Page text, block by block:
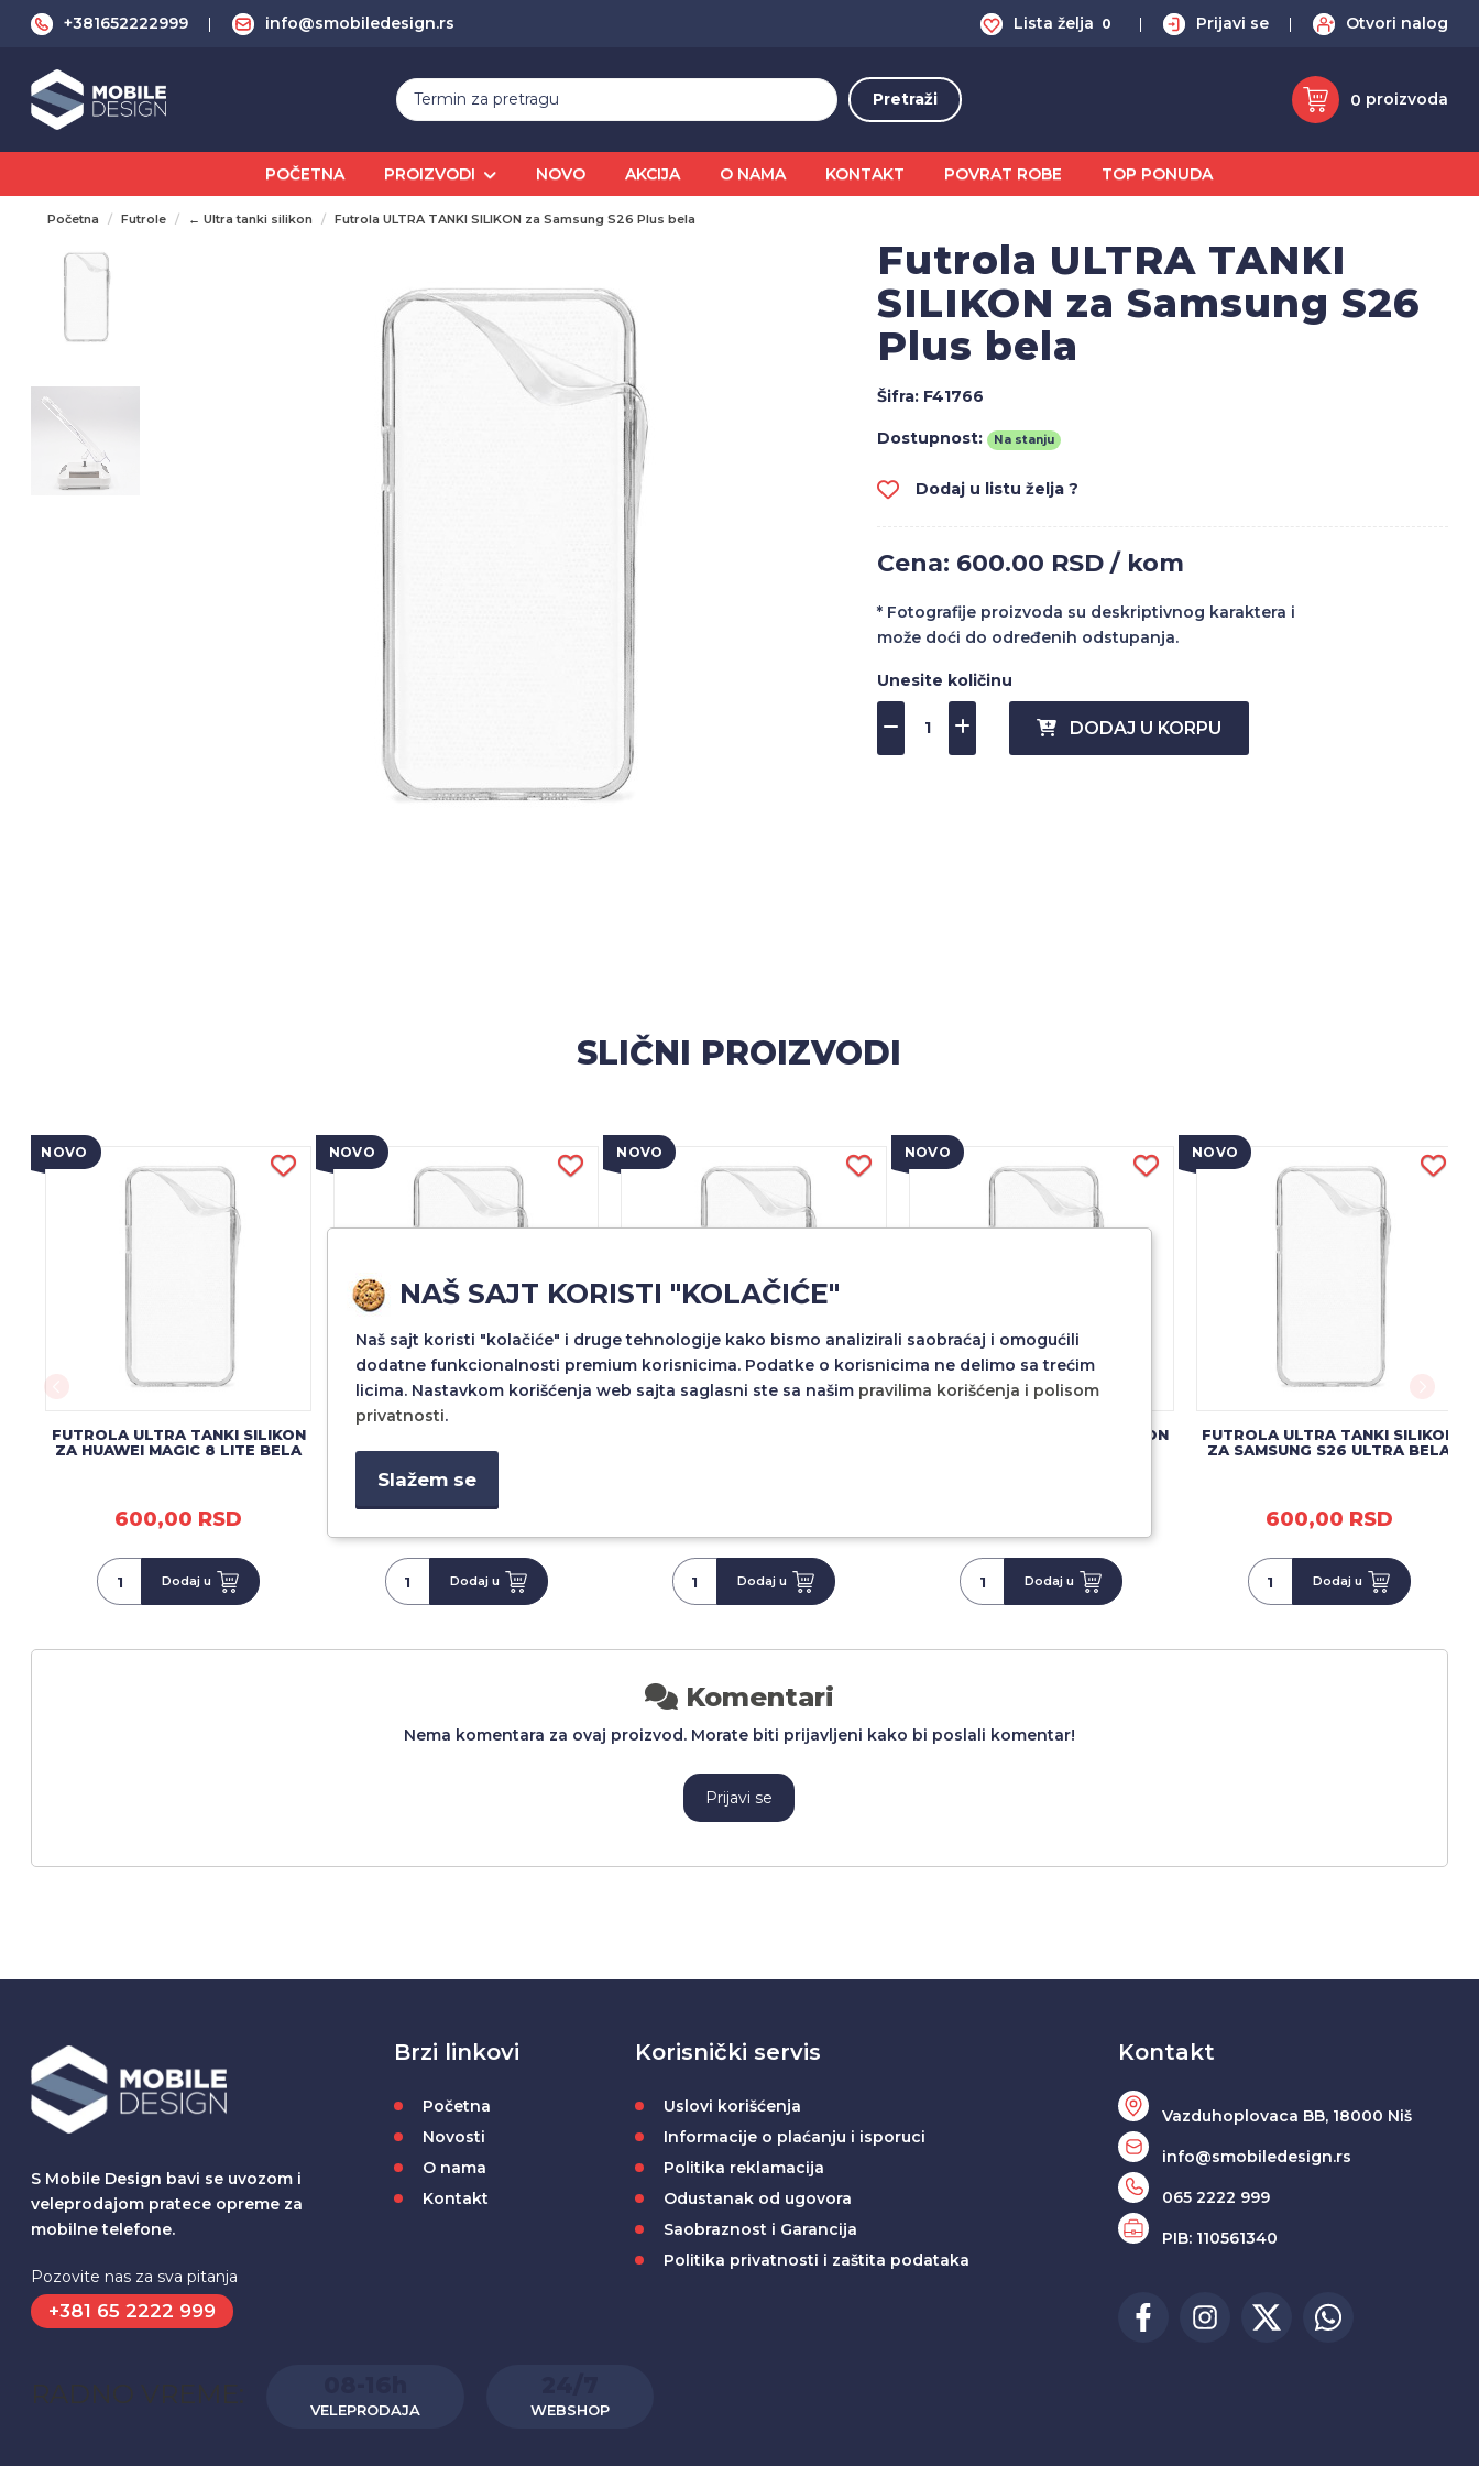
+381652222999 info@smobiledesign.rs Lista želja 0 Prijavi se Otvori nalog
0 proizvoda
POČETNA PROIZVODI NOVO AKCIJA O NAMA KONTAKT POVRAT ROBE TOP PONUDA
Početna Futrole ← Ultra tanki silikon Futrola ULTRA TANKI SILIKON za Samsung S26 Plus bela
Futrola ULTRA TANKI
SILIKON za Samsung S26
Plus bela
Šifra: F41766
Dostupnost: Na stanju
Dodaj u listu želja ?
Cena: 600.00 RSD / kom
* Fotografije proizvoda su deskriptivnog karaktera i
može doći do određenih odstupanja.
Unesite količinu
DODAJ U KORPU
SLIČNI PROIZVODI
NOVO
FUTROLA ULTRA TANKI SILIKON
ZA HUAWEI MAGIC 8 LITE BELA
600,00 RSD
Dodaj u
NOVO
ZA HUAWEI HONOR X7D BELA
Dodaj u
NOVO
Dodaj u
NOVO
FUTROLA ULTRA TANKI SILIKON
Dodaj u
NOVO
FUTROLA ULTRA TANKI SILIKON
ZA SAMSUNG S26 ULTRA BELA
600,00 RSD
Dodaj u
Komentari
Nema komentara za ovaj proizvod. Morate biti prijavljeni kako bi poslali komentar!
Prijavi se
S Mobile Design bavi se uvozom i
veleprodajom pratece opreme za
mobilne telefone.
Pozovite nas za sva pitanja
+381 65 2222 999
Brzi linkovi
Početna
Novosti
O nama
Kontakt
Korisnički servis
Uslovi korišćenja
Informacije o plaćanju i isporuci
Politika reklamacija
Odustanak od ugovora
Saobraznost i Garancija
Politika privatnosti i zaštita podataka
Kontakt
Vazduhoplovaca BB, 18000 Niš
info@smobiledesign.rs
065 2222 999
PIB: 110561340
RADNO VREME:
VELEPRODAJA WEBSHOP
NAŠ SAJT KORISTI "KOLAČIĆE"
Naš sajt koristi "kolačiće" i druge tehnologije kako bismo analizirali saobraćaj i omogućili
dodatne funkcionalnosti premium korisnicima. Podatke o korisnicima ne delimo sa trećim
licima. Nastavkom korišćenja web sajta saglasni ste sa našim pravilima korišćenja i polisom
privatnosti.
Slažem se